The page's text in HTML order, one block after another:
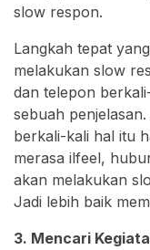
slow respon.
Langkah tepat
melakukan slow
dan telepon
sebuah
berkali-kali hal itu
merasa ilfeel,
akan melakukan
Jadi lebih baik
3. Mencari